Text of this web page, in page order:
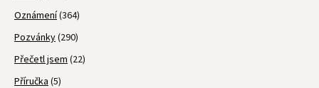
Oznámení(364)
Pozvánky(290)
Přečetl jsem (22)
Příručka (5)